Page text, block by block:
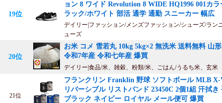
19位
ョン 8 ワイド Revolution 8 WIDE HQ1996 001カラ
ラック/ホワイト 部活 通学 通勤 スニーカー 幅広
デイリー|ファッション/メンズファッション/シューズ/ラン
ューズ
20位
お米 コメ 雪若丸 10kg 5kg×2 無洗米 送料無料 山
令和7年産 令和七年産 爆買
デイリー|食品/米、雑穀、粉類/米、ごはん/うるち米、玄米
21位
フランクリン Franklin 野球 ソフトボール MLB X-
リバーシブル リストバンド 23450C 2個1組 汗拭き
ブラック ネイビー ロイヤル メール便可 爆買